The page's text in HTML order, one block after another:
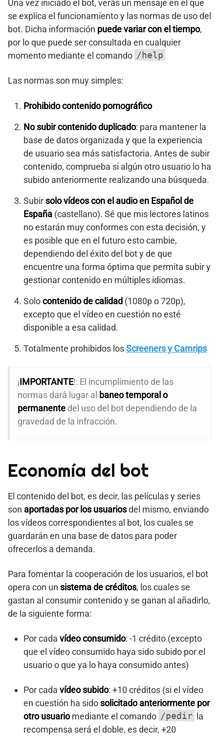
Una vez iniciado el bot, verás un mensaje en el que
se explica el funcionamiento y las normas de uso del
bot. Dicha información puede variar con el tiempo,
por lo que puede ser consultada en cualquier
momento mediante el comando /help
Las normas son muy simples:
Prohibido contenido pornográfico
No subir contenido duplicado: para mantener la
base de datos organizada y que la experiencia
de usuario sea más satisfactoria. Antes de subir
contenido, comprueba si algún otro usuario lo ha
subido anteriormente realizando una búsqueda.
Subirsolo vídeos con el audio en Español de
España (castellano). Sé que mis lectores latinos
no estarán muy conformes con esta decisión, y
es posible que en el futuro esto cambie,
dependiendo del éxito del bot y de que
encuentre una forma óptima que permita subir y
gestionar contenido en múltiples idiomas.
Solocontenido de calidad (1080p o 720p),
excepto que el vídeo en cuestión no esté
disponible a esa calidad.
Totalmente prohibidos losScreeners y Camrips
¡IMPORTANTE!: El incumplimiento de las
normas dará lugar al baneo temporal o
permanente del uso del bot dependiendo de la
gravedad de la infracción.
Economía del bot
El contenido del bot, es decir, las películas y series
son aportadas por los usuariosdel mismo, enviando
los vídeos correspondientes al bot, los cuales se
guardarán en una base de datos para poder
ofrecerlos a demanda.
Para fomentar la cooperación de los usuarios, el bot
opera con un sistema de créditos, los cuales se
gastan al consumir contenido y se ganan al añadirlo,
de la siguiente forma:
Por cada vídeo consumido: -1 crédito (excepto
que el vídeo consumido haya sido subido por el
usuario o que ya lo haya consumido antes)
Por cada vídeo subido: +10 créditos (si el vídeo
en cuestión ha sidosolicitado anteriormente por
otro usuariomediante el comando /pedir
la
recompensa será el doble, es decir, +20